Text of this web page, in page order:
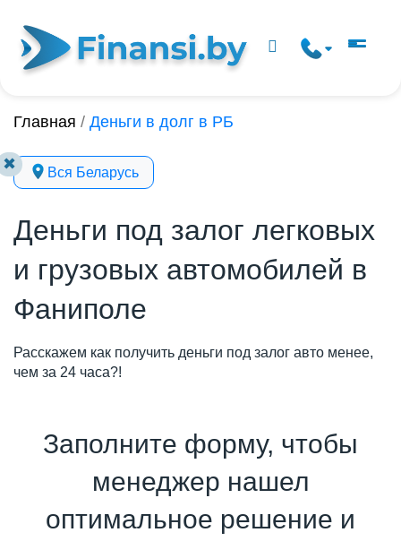
✖
Главная / Деньги в долг в РБ
Вся Беларусь
Деньги под залог легковых
и грузовых автомобилей в
Фаниполе
Расскажем как получить деньги под залог авто менее,
чем за 24 часа?!
Заполните форму, чтобы
менеджер нашел
оптимальное решение и